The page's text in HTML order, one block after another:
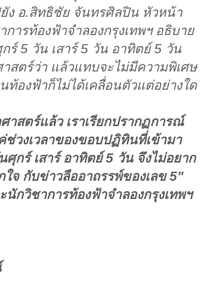
ง อ.สิทธิชัย จันทรศิลปิน หัวหน้า
ารท้องฟ้าจำลองกรุงเทพฯ อธิบาย
ร์ 5 วัน เสาร์ 5 วัน อาทิตย์ 5 วัน
สตร์ว่า แล้วแทบจะไม่มีความพิเศษ
ท้องฟ้าก็ไม่ได้เคลื่อนตัวแต่อย่างใด
าสตร์แล้ว เราเรียกปรากฏการณ์
ช่วงเวลาของขอบปฏิทินที่เข้ามา
กร์ เสาร์ อาทิตย์ 5 วัน จึงไม่อยาก
จ กับข่าวลืออาถรรพ์ของเลข 5"
นักวิชาการท้องฟ้าจำลองกรุงเทพฯ